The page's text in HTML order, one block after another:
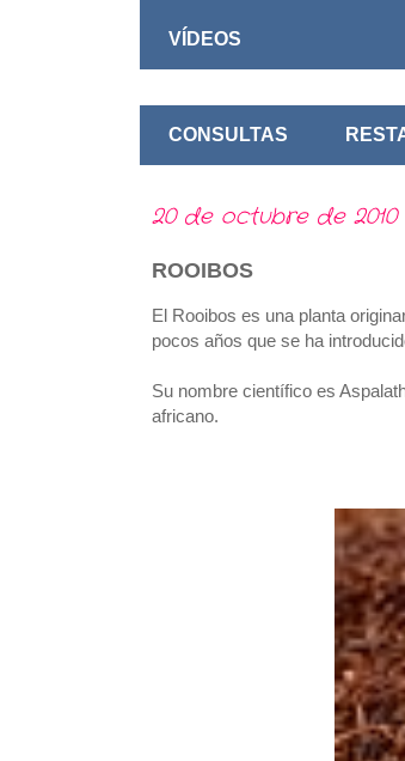
VÍDEOS
CONSULTAS
20 de octubre de 2010
ROOIBOS
El Rooibos es una planta
pocos años que se ha
Su nombre científico es
africano.